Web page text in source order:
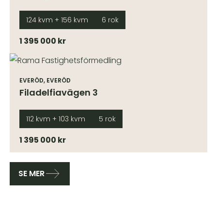
124 kvm + 156 kvm 6 rok
1 395 000 kr
EVERÖD, EVERÖD
Filadelfiavägen 3
112 kvm + 103 kvm 5 rok
1 395 000 kr
SE MER